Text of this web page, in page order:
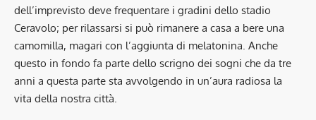
dell’imprevisto deve frequentare i gradini dello stadio
Ceravolo; per rilassarsi si può rimanere a casa a bere una
camomilla, magari con l’aggiunta di melatonina. Anche
questo in fondo fa parte dello scrigno dei sogni che da tre
anni a questa parte sta avvolgendo in un’aura radiosa la
vita della nostra città.